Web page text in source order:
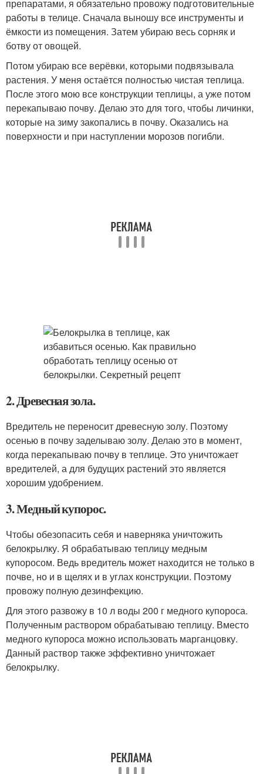
препаратами, я обязательно провожу подготовительные
работы в телице. Сначала выношу все инструменты и
ёмкости из помещения. Затем убираю весь сорняк и
ботву от овощей.
Потом убираю все верёвки, которыми подвязывала
растения. У меня остаётся полностью чистая теплица.
После этого мою все конструкции теплицы, а уже потом
перекапываю почву. Делаю это для того, чтобы личинки,
которые на зиму закопались в почву. Оказались на
поверхности и при наступлении морозов погибли.
2. Древесная зола.
Вредитель не переносит древесную золу. Поэтому
осенью в почву заделываю золу. Делаю это в момент,
когда перекапываю почву в теплице. Это уничтожает
вредителей, а для будущих растений это является
хорошим удобрением.
3. Медный купорос.
Чтобы обезопасить себя и наверняка уничтожить
белокрылку. Я обрабатываю теплицу медным
купоросом. Ведь вредитель может находится не только в
почве, но и в щелях и в углах конструкции. Поэтому
провожу полную дезинфекцию.
Для этого развожу в 10 л воды 200 г медного купороса.
Полученным раствором обрабатываю теплицу. Вместо
медного купороса можно использовать марганцовку.
Данный раствор также эффективно уничтожает
белокрылку.